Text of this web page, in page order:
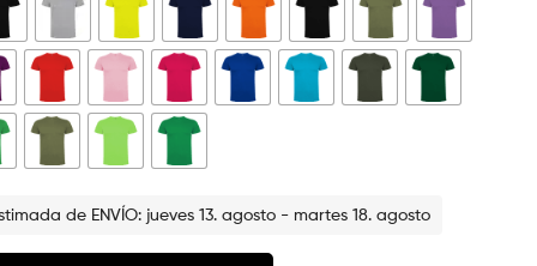
de ENVÍO: jueves 13. agosto - martes 18. agosto